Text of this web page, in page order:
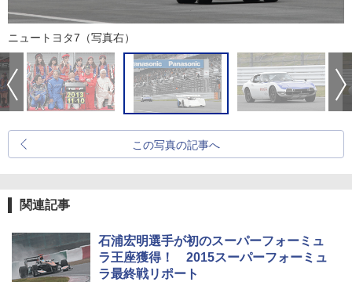
ニュートヨタ7（写真右）
この写真の記事へ
関連記事
石浦宏明選手が初のスーパーフォーミュ
ラ王座獲得！ 2015スーパーフォーミュ
ラ最終戦リポート